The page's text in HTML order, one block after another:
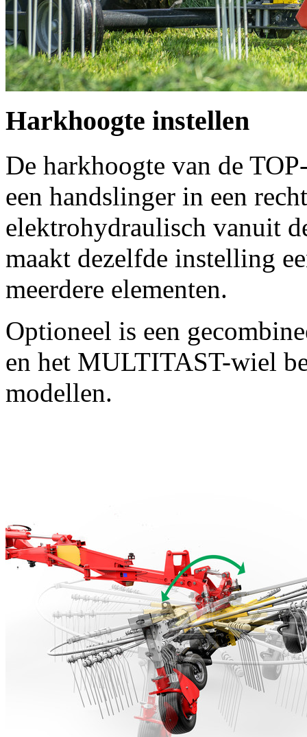
Harkhoogte instellen
De harkhoogte van de
een handslinger in een
elektrohydraulisch vanuit
maakt dezelfde instelling
meerdere elementen.
Optioneel is een
en het MULTITAST-wiel
modellen.